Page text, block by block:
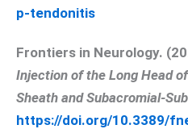
p-tendonitis
Frontiers in Neurology.
Injection of the Long Head
Sheath and Subacromial-
https://doi.org/10.3389/